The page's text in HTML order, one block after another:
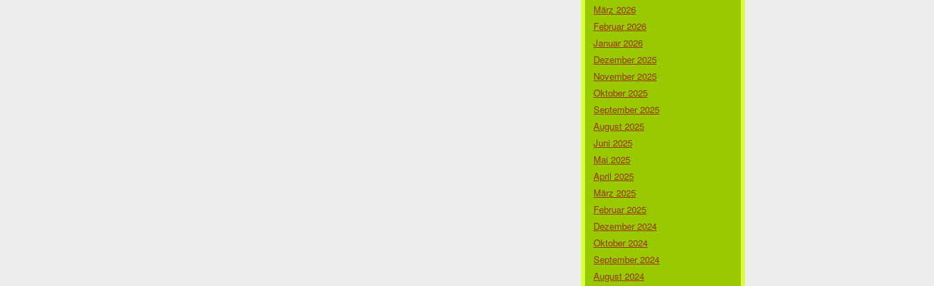
März 2026
Februar 2026
Januar 2026
Dezember 2025
November 2025
Oktober 2025
September 2025
August 2025
Juni 2025
Mai 2025
April 2025
März 2025
Februar 2025
Dezember 2024
Oktober 2024
September 2024
August 2024